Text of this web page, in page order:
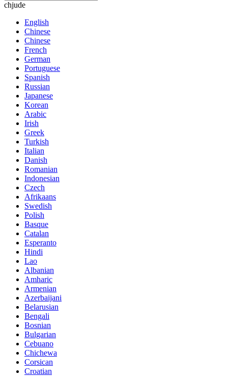
chjude
English
Chinese
Chinese
French
German
Portuguese
Spanish
Russian
Japanese
Korean
Arabic
Irish
Greek
Turkish
Italian
Danish
Romanian
Indonesian
Czech
Afrikaans
Swedish
Polish
Basque
Catalan
Esperanto
Hindi
Lao
Albanian
Amharic
Armenian
Azerbaijani
Belarusian
Bengali
Bosnian
Bulgarian
Cebuano
Chichewa
Corsican
Croatian